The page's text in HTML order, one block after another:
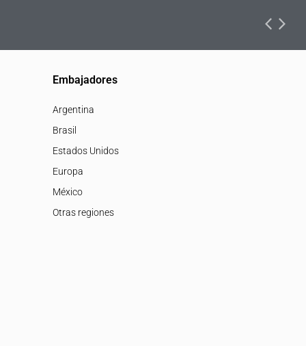
Embajadores
Argentina
Brasil
Estados Unidos
Europa
México
Otras regiones